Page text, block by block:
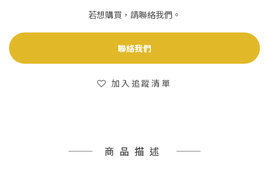
若想購買，請聯絡我們。
聯絡我們
加入追蹤清單
商品描述